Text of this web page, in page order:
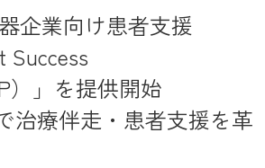
企業向け患者支援
Success
）」を提供開始
治療伴走・患者支援を革